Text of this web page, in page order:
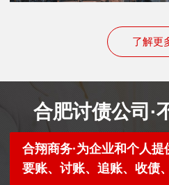
了解更
合肥讨债公司·
合翔商务·为企业和个人提
要账、讨账、追账、收债